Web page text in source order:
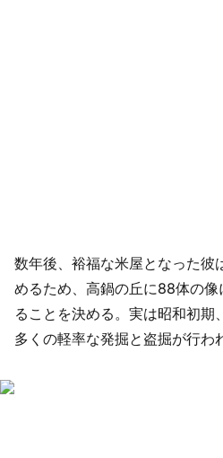
数年後、裕福な米屋となった彼
めるため、高鍋の丘に88体の
ることを決める。実は昭和初期
多くの軽率な発掘と盗掘が行わ